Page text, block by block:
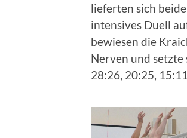
lieferten sich
intensives Duell
bewiesen die
Nerven und setzte
28:26, 20:25,